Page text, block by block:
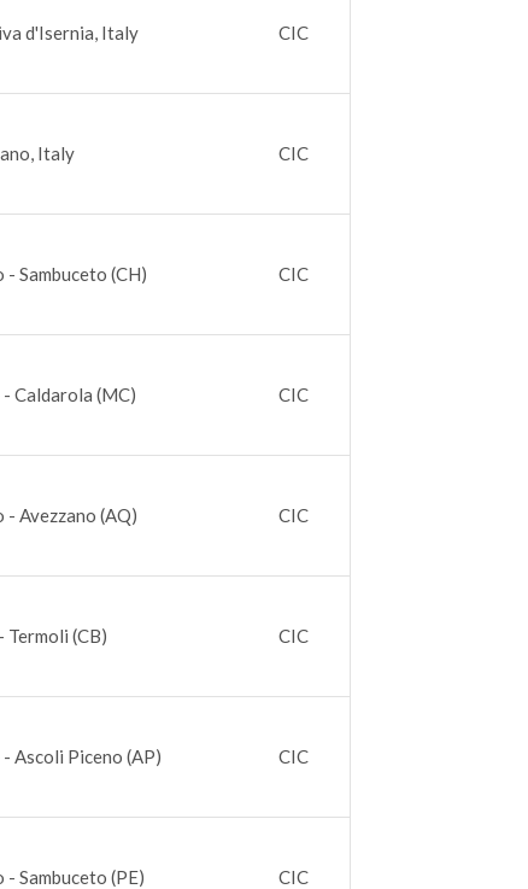
d'Isernia, Italy CIC
Italy CIC
- Sambuceto (CH) CIC
Caldarola (MC) CIC
- Avezzano (AQ) CIC
Termoli (CB) CIC
Ascoli Piceno (AP) CIC
- Sambuceto (PE) CIC